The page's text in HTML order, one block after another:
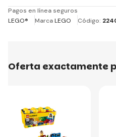
Pagos en línea seguros
LEGO®
MarcaLEGO Código:
Oferta exactamente